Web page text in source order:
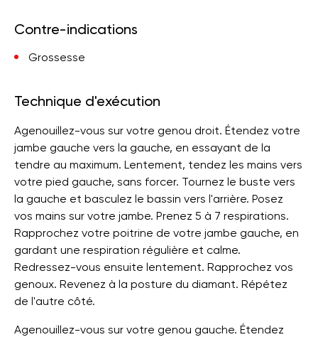
Contre-indications
Grossesse
Technique d'exécution
Agenouillez-vous sur votre genou droit. Étendez votre
jambe gauche vers la gauche, en essayant de la
tendre au maximum. Lentement, tendez les mains vers
votre pied gauche, sans forcer. Tournez le buste vers
la gauche et basculez le bassin vers l'arrière. Posez
vos mains sur votre jambe. Prenez 5 à 7 respirations.
Rapprochez votre poitrine de votre jambe gauche, en
gardant une respiration régulière et calme.
Redressez-vous ensuite lentement. Rapprochez vos
genoux. Revenez à la posture du diamant. Répétez
de l'autre côté.
Agenouillez-vous sur votre genou gauche. Étendez